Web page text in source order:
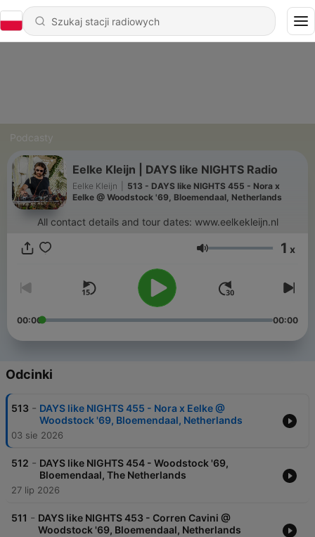
Podcasty
Eelke Kleijn | DAYS like NIGHTS Radio
Eelke Kleijn
513 - DAYS like NIGHTS 455 - Nora x
Eelke @ Woodstock '69, Bloemendaal, Netherlands
All contact details and tour dates: www.eelkekleijn.nl
Głośność 1 x
00:00 00:00
Odcinki
513 - DAYS like NIGHTS 455 - Nora x Eelke @
Woodstock '69, Bloemendaal, Netherlands
03 sie 2026
512 - DAYS like NIGHTS 454 - Woodstock '69,
Bloemendaal, The Netherlands
27 lip 2026
511 - DAYS like NIGHTS 453 - Corren Cavini @
Woodstock '69, Bloemendaal, Netherlands